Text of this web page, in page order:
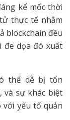
kể mốc thời
thực tế nhằm
blockchain đều
đe dọa đó xuất
thể dễ bị tổn
và sự khác biệt
yếu tố quản